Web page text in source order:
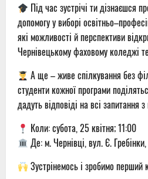
Під час зустрічі ти дізнаєшся
допомогу у виборі
які можливості й перспективи
Чернівецькому фаховому коледжі
А ще – живе спілкування без
студенти кожної програми
дадуть відповіді на всі запитання
Коли: субота, 25 квітня; 11:00
Де: м. Чернівці, вул. Є.
Зустрінемось і зробимо перший